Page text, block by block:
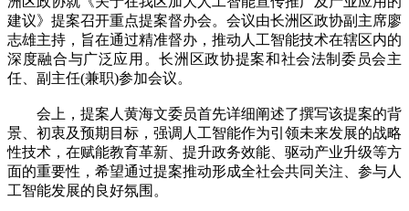
建议》提案召开重点提案督办会。会议由长洲区政协副主席廖
志雄主持，旨在通过精准督办，推动人工智能技术在辖区内的
深度融合与广泛应用。长洲区政协提案和社会法制委员会主
任、副主任(兼职)参加会议。
会上，提案人黄海文委员首先详细阐述了撰写该提案的背
景、初衷及预期目标，强调人工智能作为引领未来发展的战略
性技术，在赋能教育革新、提升政务效能、驱动产业升级等方
面的重要性，希望通过提案推动形成全社会共同关注、参与人
工智能发展的良好氛围。